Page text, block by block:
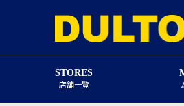
STORES
店舗一覧